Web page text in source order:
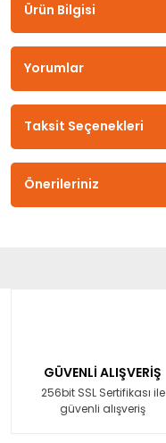
Ürün Bilgisi
Yorumlar
Taksit Seçenekleri
Önerileriniz
GÜVENLİ ALIŞVERİŞ
256bit SSL Sertifikası ile
güvenli alışveriş